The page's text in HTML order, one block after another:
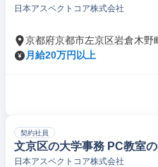
日本アスペクトコア株式会社
京都府京都市左京区岩倉木野
月給20万円以上
契約社員
文京区の大学事務 PC教室
日本アスペクトコア株式会社